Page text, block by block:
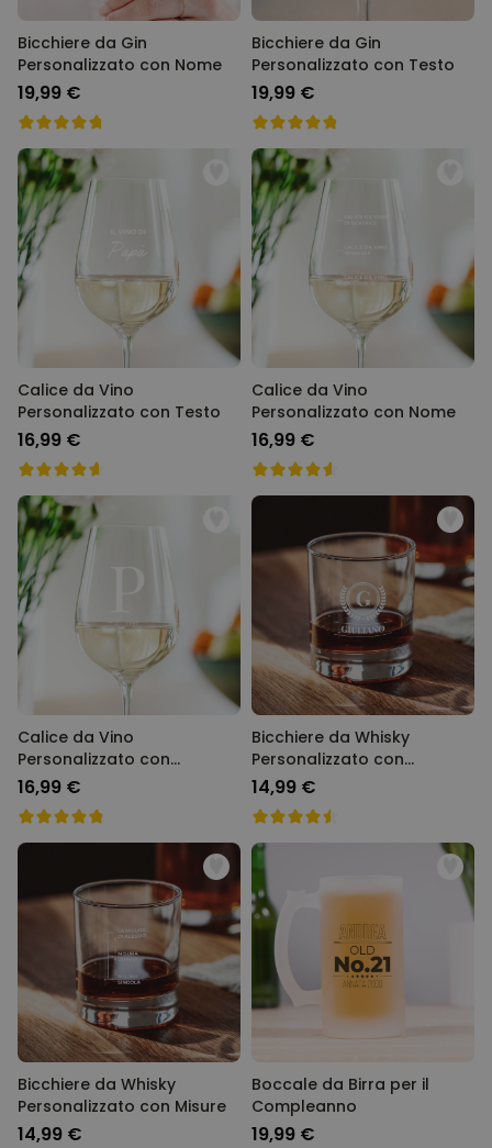
Bicchiere da Gin
Personalizzato con Nome
19,99 €
Bicchiere da Gin
Personalizzato con Testo
19,99 €
Calice da Vino
Personalizzato con Testo
16,99 €
Calice da Vino
Personalizzato con Nome
16,99 €
Calice da Vino
Personalizzato con
Monogramma
16,99 €
Bicchiere da Whisky
Personalizzato con
Monogramma
14,99 €
Bicchiere da Whisky
Personalizzato con Misure
14,99 €
Boccale da Birra per il
Compleanno
19,99 €